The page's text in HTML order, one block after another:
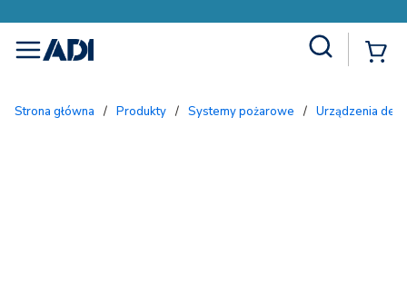
menu
Strona główna / Produkty / Systemy pożarowe / Urządzenia